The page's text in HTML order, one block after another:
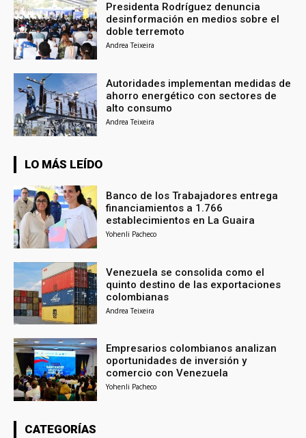
Presidenta Rodríguez denuncia
desinformación en medios sobre el
doble terremoto
Andrea Teixeira
Autoridades implementan medidas de
ahorro energético con sectores de
alto consumo
Andrea Teixeira
LO MÁS LEÍDO
Banco de los Trabajadores entrega
financiamientos a 1.766
establecimientos en La Guaira
Yohenli Pacheco
Venezuela se consolida como el
quinto destino de las exportaciones
colombianas
Andrea Teixeira
Empresarios colombianos analizan
oportunidades de inversión y
comercio con Venezuela
Yohenli Pacheco
CATEGORÍAS